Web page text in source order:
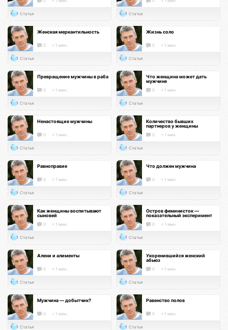
Статья Статья
Женская меркантильность
0 < 1 мин.
Статья
Жизнь соло
0 < 1 мин.
Статья
Превращение мужчины в раба
0 < 1 мин.
Статья
Что женщина может дать
мужчине
0 < 1 мин.
Статья
Ненастоящие мужчины
0 < 1 мин.
Статья
Количество бывших
партнеров у женщины
0 < 1 мин.
Статья
Равноправие
0 < 1 мин.
Статья
Что должен мужчина
0 < 1 мин.
Статья
Как женщины воспитывают
сыновей
0 < 1 мин.
Статья
Остров феминисток —
показательный эксперимент
0 < 1 мин.
Статья
Алени и алименты
0 < 1 мин.
Статья
Укоренившийся женский
абьюз
0 < 1 мин.
Статья
Мужчина — добытчик?
0 < 1 мин.
Статья
Равенство полов
0 < 1 мин.
Статья